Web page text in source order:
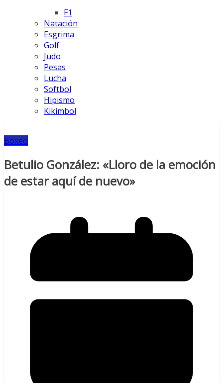
F1
Natación
Esgrima
Golf
Judo
Pesas
Lucha
Softbol
Hipismo
Kikimbol
Boxeo
Betulio González: «Lloro de la emoción
de estar aquí de nuevo»